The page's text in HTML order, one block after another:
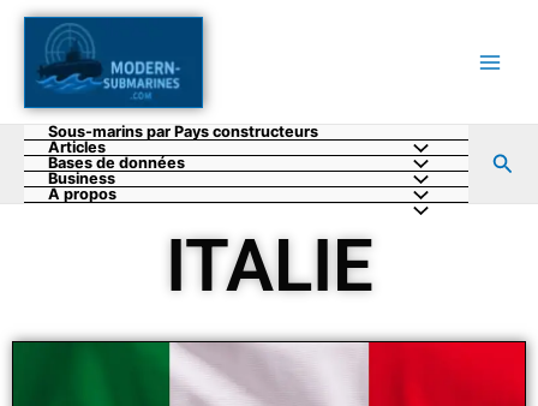
Aller
contenu
Sous-marins par Pays constructeurs
Articles
Bases de données
Business
A propos
ITALIE